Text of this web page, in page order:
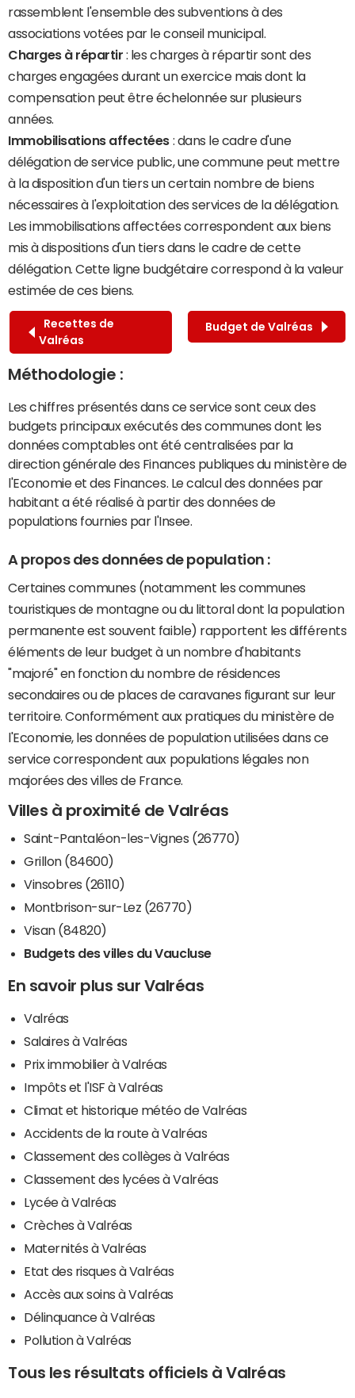
rassemblent l'ensemble des subventions à des
associations votées par le conseil municipal.
Charges à répartir : les charges à répartir sont des
charges engagées durant un exercice mais dont la
compensation peut être échelonnée sur plusieurs
années.
Immobilisations affectées : dans le cadre d'une
délégation de service public, une commune peut mettre
à la disposition d'un tiers un certain nombre de biens
nécessaires à l'exploitation des services de la délégation.
Les immobilisations affectées correspondent aux biens
mis à dispositions d'un tiers dans le cadre de cette
délégation. Cette ligne budgétaire correspond à la valeur
estimée de ces biens.
Recettes de
Valréas
Budget de Valréas
Méthodologie :
Les chiffres présentés dans ce service sont ceux des
budgets principaux exécutés des communes dont les
données comptables ont été centralisées par la
direction générale des Finances publiques du ministère de
l'Economie et des Finances. Le calcul des données par
habitant a été réalisé à partir des données de
populations fournies par l'Insee.
A propos des données de population :
Certaines communes (notamment les communes
touristiques de montagne ou du littoral dont la population
permanente est souvent faible) rapportent les différents
éléments de leur budget à un nombre d'habitants
"majoré" en fonction du nombre de résidences
secondaires ou de places de caravanes figurant sur leur
territoire. Conformément aux pratiques du ministère de
l'Economie, les données de population utilisées dans ce
service correspondent aux populations légales non
majorées des villes de France.
Villes à proximité de Valréas
Saint-Pantaléon-les-Vignes (26770)
Grillon (84600)
Vinsobres (26110)
Montbrison-sur-Lez (26770)
Visan (84820)
Budgets des villes du Vaucluse
En savoir plus sur Valréas
Valréas
Salaires à Valréas
Prix immobilier à Valréas
Impôts et l'ISF à Valréas
Climat et historique météo de Valréas
Accidents de la route à Valréas
Classement des collèges à Valréas
Classement des lycées à Valréas
Lycée à Valréas
Crèches à Valréas
Maternités à Valréas
Etat des risques à Valréas
Accès aux soins à Valréas
Délinquance à Valréas
Pollution à Valréas
Tous les résultats officiels à Valréas